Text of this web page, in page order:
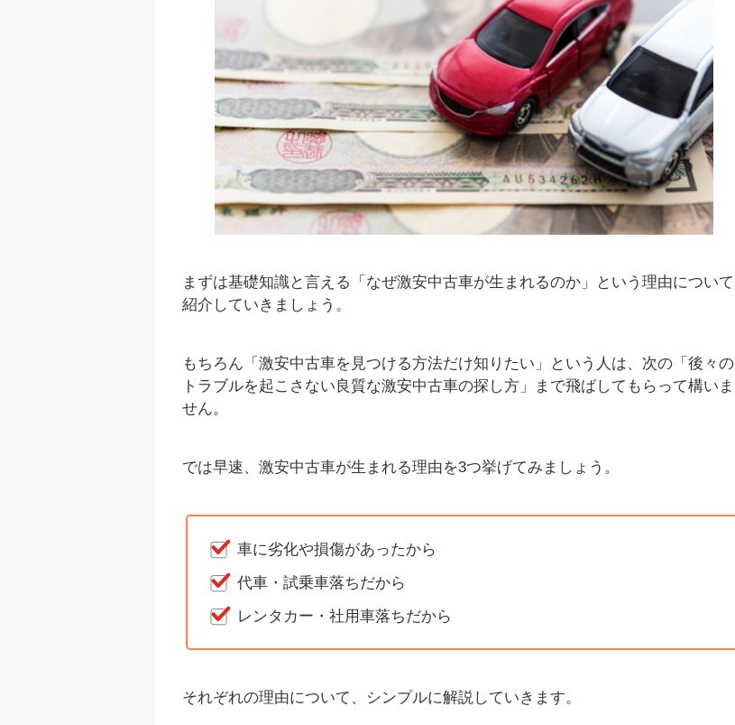
まずは基礎知識と言える「なぜ激安中古車が生まれるのか」という理由について
紹介していきましょう。
もちろん「激安中古車を見つける方法だけ知りたい」という人は、次の「後々の
トラブルを起こさない良質な激安中古車の探し方」まで飛ばしてもらって構いま
せん。
では早速、激安中古車が生まれる理由を3つ挙げてみましょう。
車に劣化や損傷があったから
代車・試乗車落ちだから
レンタカー・社用車落ちだから
それぞれの理由について、シンプルに解説していきます。